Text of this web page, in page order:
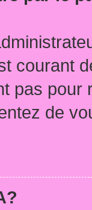
courant
pas pour
de